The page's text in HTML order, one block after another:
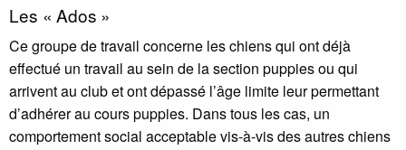
Les « Ados »
Ce groupe de travail concerne les chiens qui ont déjà
effectué un travail au sein de la section puppies ou qui
arrivent au club et ont dépassé l’âge limite leur permettant
d’adhérer au cours puppies. Dans tous les cas, un
comportement social acceptable vis-à-vis des autres chiens